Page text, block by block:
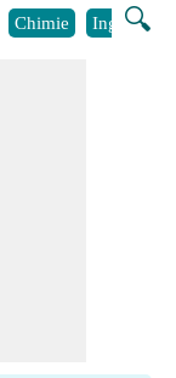
🔍
Chimie Ingénierie